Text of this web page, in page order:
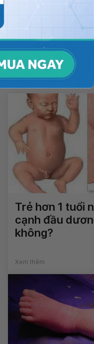
Trẻ hơn 1 tuổi
cạnh đầu
không?
Xem thêm